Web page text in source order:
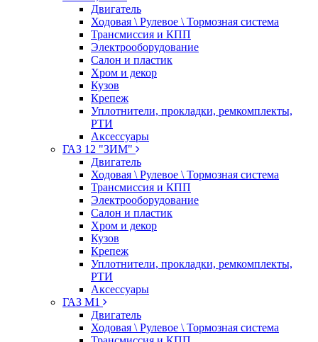
Двигатель
Ходовая \ Рулевое \ Тормозная система
Трансмиссия и КПП
Электрооборудование
Салон и пластик
Хром и декор
Кузов
Крепеж
Уплотнители, прокладки, ремкомплекты,
РТИ
Аксессуары
ГАЗ 12 "ЗИМ"
Двигатель
Ходовая \ Рулевое \ Тормозная система
Трансмиссия и КПП
Электрооборудование
Салон и пластик
Хром и декор
Кузов
Крепеж
Уплотнители, прокладки, ремкомплекты,
РТИ
Аксессуары
ГАЗ М1
Двигатель
Ходовая \ Рулевое \ Тормозная система